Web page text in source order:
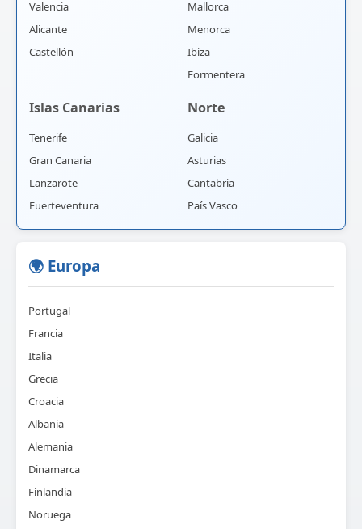
Valencia
Alicante
Castellón
Mallorca
Menorca
Ibiza
Formentera
Islas Canarias
Tenerife
Gran Canaria
Lanzarote
Fuerteventura
Norte
Galicia
Asturias
Cantabria
País Vasco
🌍 Europa
Portugal
Francia
Italia
Grecia
Croacia
Albania
Alemania
Dinamarca
Finlandia
Noruega